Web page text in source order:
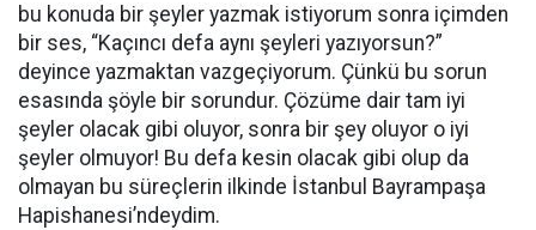
bu konuda bir şeyler yazmak istiyorum sonra içimden
bir ses, “Kaçıncı defa aynı şeyleri yazıyorsun?”
deyince yazmaktan vazgeçiyorum. Çünkü bu sorun
esasında şöyle bir sorundur. Çözüme dair tam iyi
şeyler olacak gibi oluyor, sonra bir şey oluyor o iyi
şeyler olmuyor! Bu defa kesin olacak gibi olup da
olmayan bu süreçlerin ilkinde İstanbul Bayrampaşa
Hapishanesi’ndeydim.